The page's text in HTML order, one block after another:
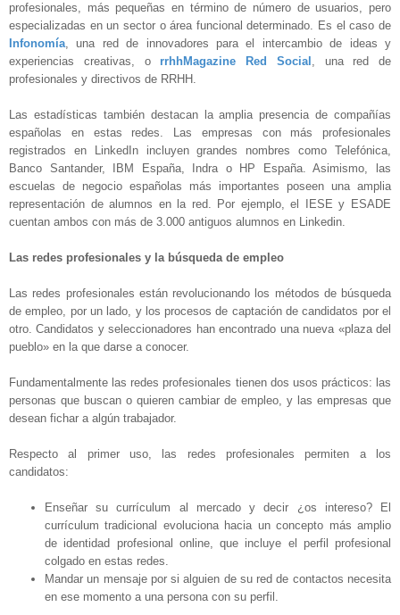
profesionales, más pequeñas en término de número de usuarios, pero
especializadas en un sector o área funcional determinado. Es el caso de
Infonomía, una red de innovadores para el intercambio de ideas y
experiencias creativas, o rrhhMagazine Red Social , una red de
profesionales y directivos de RRHH.
Las estadísticas también destacan la amplia presencia de compañías
españolas en estas redes. Las empresas con más profesionales
registrados en LinkedIn incluyen grandes nombres como Telefónica,
Banco Santander, IBM España, Indra o HP España. Asimismo, las
escuelas de negocio españolas más importantes poseen una amplia
representación de alumnos en la red. Por ejemplo, el IESE y ESADE
cuentan ambos con más de 3.000 antiguos alumnos en Linkedin.
Las redes profesionales y la búsqueda de empleo
Las redes profesionales están revolucionando los métodos de búsqueda
de empleo, por un lado, y los procesos de captación de candidatos por el
otro. Candidatos y seleccionadores han encontrado una nueva «plaza del
pueblo» en la que darse a conocer.
Fundamentalmente las redes profesionales tienen dos usos prácticos: las
personas que buscan o quieren cambiar de empleo, y las empresas que
desean fichar a algún trabajador.
Respecto al primer uso, las redes profesionales permiten a los
candidatos:
Enseñar su currículum al mercado y decir ¿os intereso? El
currículum tradicional evoluciona hacia un concepto más amplio
de identidad profesional online, que incluye el perfil profesional
colgado en estas redes.
Mandar un mensaje por si alguien de su red de contactos necesita
en ese momento a una persona con su perfil.